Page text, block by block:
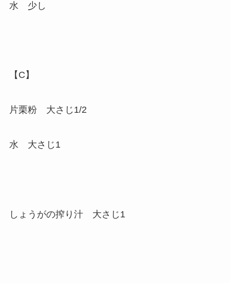
水 少し
【C】
片栗粉 大さじ1/2
水 大さじ1
しょうがの搾り汁 大さじ1